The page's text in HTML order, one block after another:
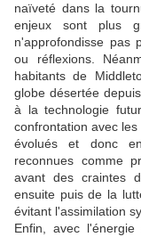
naïveté dans la
enjeux sont plus
n'approfondisse pas
ou réflexions.
habitants de
globe désertée
à la technologie
confrontation avec
évolués et donc
reconnues comme
avant des craintes
ensuite puis de la
évitant l'assimilation
Enfin, avec l'énergie